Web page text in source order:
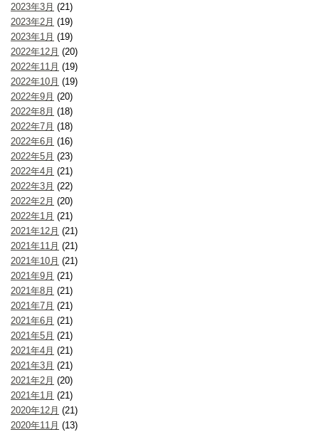
2023年3月 (21)
2023年2月 (19)
2023年1月 (19)
2022年12月 (20)
2022年11月 (19)
2022年10月 (19)
2022年9月 (20)
2022年8月 (18)
2022年7月 (18)
2022年6月 (16)
2022年5月 (23)
2022年4月 (21)
2022年3月 (22)
2022年2月 (20)
2022年1月 (21)
2021年12月 (21)
2021年11月 (21)
2021年10月 (21)
2021年9月 (21)
2021年8月 (21)
2021年7月 (21)
2021年6月 (21)
2021年5月 (21)
2021年4月 (21)
2021年3月 (21)
2021年2月 (20)
2021年1月 (21)
2020年12月 (21)
2020年11月 (13)